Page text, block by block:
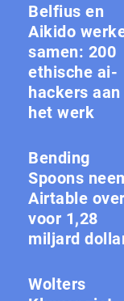
Belfius en
Aikido
samen: 200
ethische ai-
hackers aan
het werk
Bending
Spoons
Airtable over
voor 1,28
miljard
Wolters